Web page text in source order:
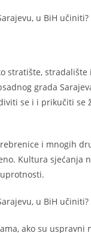
u BiH učiniti?
stratište,
grada
se i i prikučiti se
i mnogih
Kultura
u BiH učiniti?
ako su